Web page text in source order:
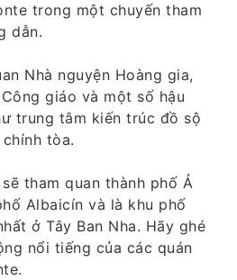
trong một chuyến tham
dẫn.
Nhà nguyện Hoàng gia,
giáo và một số hậu
trung tâm kiến ​​trúc đồ sộ
tòa.
tham quan thành phố Ả
Albaicín và là khu phố
ở Tây Ban Nha. Hãy ghé
nổi tiếng của các quán